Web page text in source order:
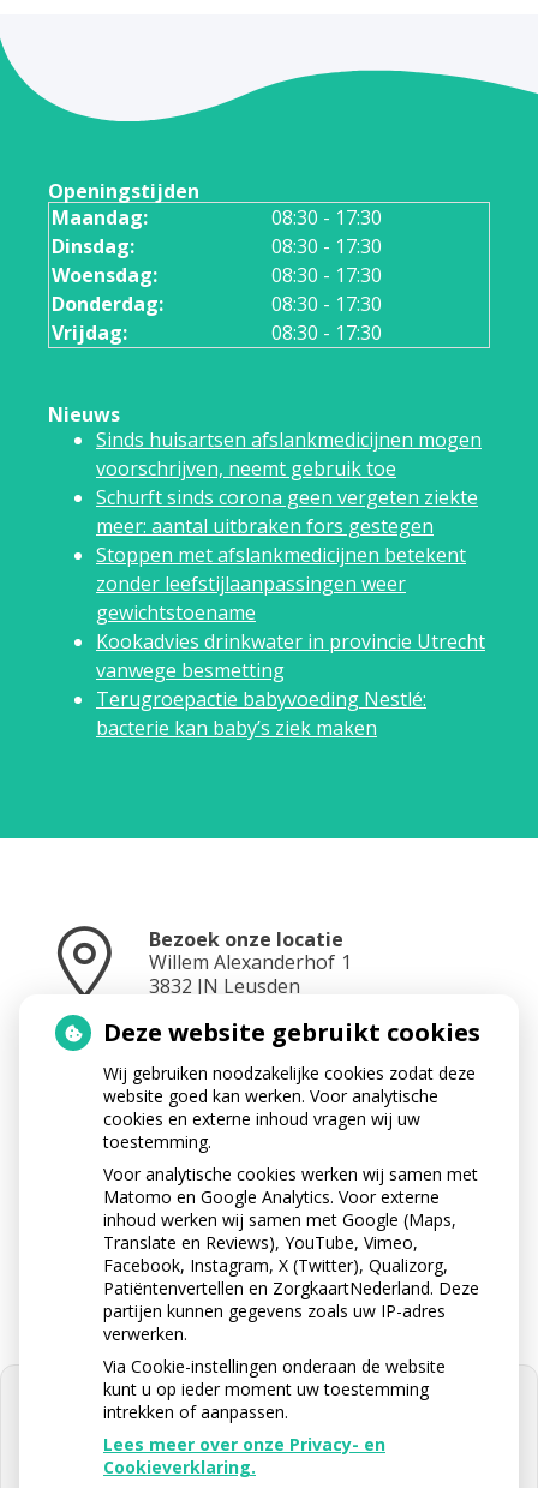
Openingstijden
Maandag:
08:30 - 17:30
Dinsdag:
08:30 - 17:30
Woensdag:
08:30 - 17:30
Donderdag:
08:30 - 17:30
Vrijdag:
08:30 - 17:30
Nieuws
Sinds huisartsen afslankmedicijnen mogen
voorschrijven, neemt gebruik toe
Schurft sinds corona geen vergeten ziekte
meer: aantal uitbraken fors gestegen
Stoppen met afslankmedicijnen betekent
zonder leefstijlaanpassingen weer
gewichtstoename
Kookadvies drinkwater in provincie Utrecht
vanwege besmetting
Terugroepactie babyvoeding Nestlé:
bacterie kan baby’s ziek maken
Bezoek onze locatie
Willem Alexanderhof 1
3832 JN Leusden
Neem contact op
033 433 3282
Stuur ons een e-mail
info@apotheektabaksteeg.nl
U heeft geen toestemming gegeven
Deze website gebruikt cookies
Wij gebruiken noodzakelijke cookies zodat deze
website goed kan werken. Voor analytische
cookies en externe inhoud vragen wij uw
toestemming.
Voor analytische cookies werken wij samen met
Matomo en Google Analytics. Voor externe
inhoud werken wij samen met Google (Maps,
Translate en Reviews), YouTube, Vimeo,
Facebook, Instagram, X (Twitter), Qualizorg,
Patiëntenvertellen en ZorgkaartNederland. Deze
partijen kunnen gegevens zoals uw IP-adres
verwerken.
Via Cookie-instellingen onderaan de website
kunt u op ieder moment uw toestemming
intrekken of aanpassen.
Lees meer over onze Privacy- en
Cookieverklaring.